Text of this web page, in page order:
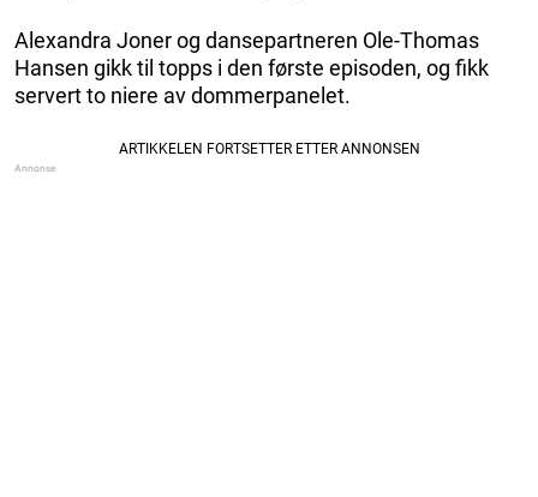
Alexandra Joner og dansepartneren Ole-Thomas
Hansen gikk til topps i den første episoden, og fikk
servert to niere av dommerpanelet.